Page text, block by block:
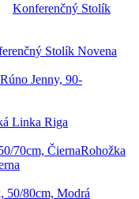
Konferenčný Stolík
Stolík Novena
Rúno Jenny, 90-
Linka Riga
Rohožka